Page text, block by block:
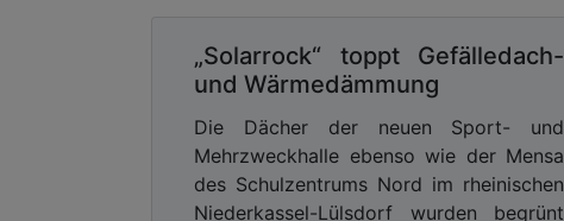
„Solarrock“ toppt Gefälledach-
und Wärmedämmung
Die Dächer der neuen Sport- und
Mehrzweckhalle ebenso wie der Mensa
des Schulzentrums Nord im rheinischen
Niederkassel-Lülsdorf wurden begrünt